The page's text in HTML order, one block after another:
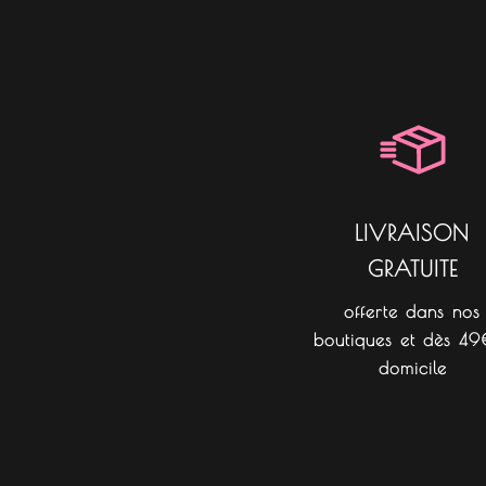
LIVRAISON
GRATUITE
offerte dans nos
boutiques et dès
domicile